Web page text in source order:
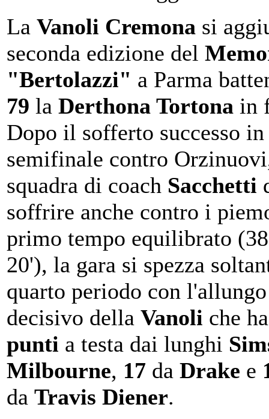
La Vanoli Cremona si
seconda edizione del
"Bertolazzi" a Parma
79 la Derthona Tortona in
Dopo il sofferto successo in
semifinale contro
squadra di coach Sacchetti
soffrire anche contro i
primo tempo equilibrato
20'), la gara si spezza
quarto periodo con l'allungo
decisivo della Vanoli che
punti a testa dai lunghi
Milbourne, 17 da Drake e
da Travis Diener.